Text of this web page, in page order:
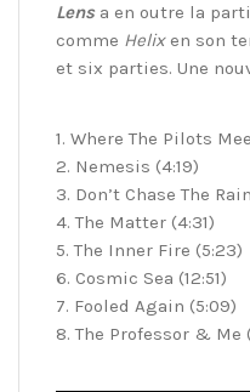
Lensa en outre la
comme Helixen son
et six parties. Une
1. Where The Pilots
2. Nemesis (4:19)
3. Don’t Chase The
4. The Matter (4:31)
5. The Inner Fire (5:23)
6. Cosmic Sea (12:51)
7. Fooled Again (5:09)
8. The Professor & Me